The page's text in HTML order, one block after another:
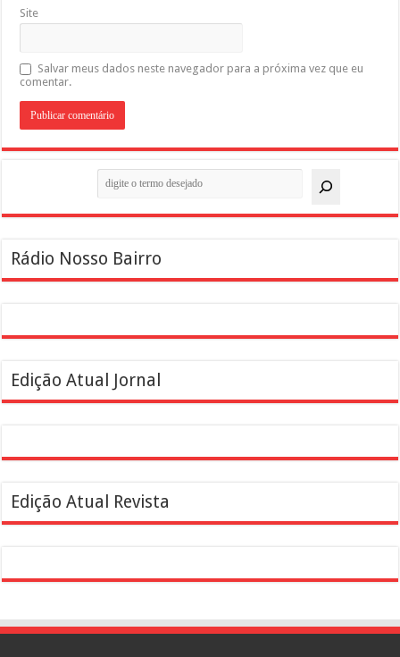
Site
Salvar meus dados neste navegador para a próxima vez que eu
comentar.
Rádio Nosso Bairro
Edição Atual Jornal
Edição Atual Revista